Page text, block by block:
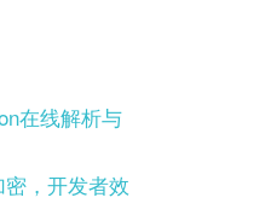
在线解析与
，开发者效